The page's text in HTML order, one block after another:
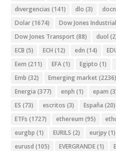
divergencias (141) dlo (3) docn
Dolar(1674) Dow Jones Industrial
Dow Jones Transport (88) duol
ECB (5) ECH (12) edn (14)
Eem (211) EFA(1) Egipto (1)
Emb (32) Emerging market (2236)
Energia (377) enph (1) epam
ES (73) escritos (3) España (20)
ETFs (1727) ethereum (95)
eurgbp (1) EURILS (2) eurjpy(1)
eurusd (105) EVERGRANDE(1)